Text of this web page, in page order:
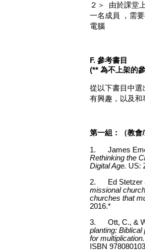
２＞
由於課堂
一名成員 ，需
電腦
F. 參考書目
(** 為不上架的
從以下書目中
有興趣，以及
第一組：（教會/
1. James
Rethinking the
Digital Age. US:
2.
Ed
missional
churches that
2016.*
3. Ott, C., &
planting:
for multiplication.
ISBN